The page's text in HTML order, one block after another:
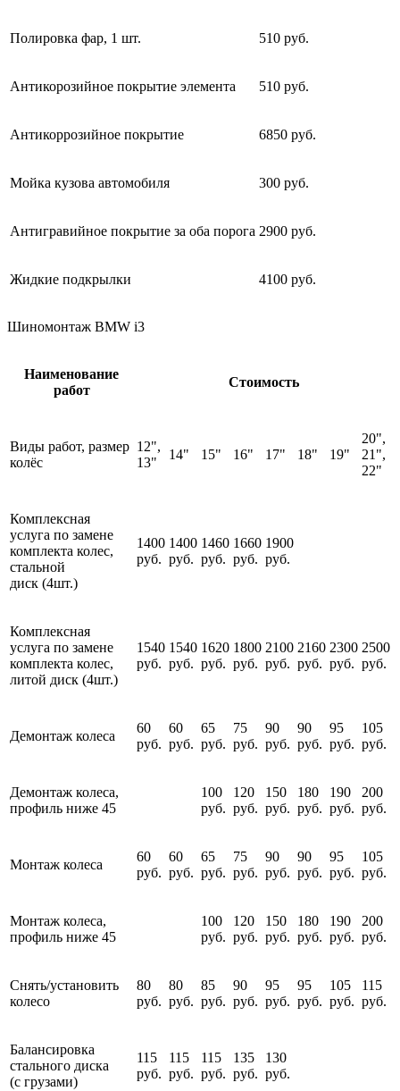
Полировка фар, 1 шт. 510 руб.
Антикорозийное покрытие элемента 510 руб.
Антикоррозийное покрытие 6850 руб.
Мойка кузова автомобиля 300 руб.
Антигравийное покрытие за оба порога 2900 руб.
Жидкие подкрылки 4100 руб.
Шиномонтаж BMW i3
Наименование
работ
Стоимость
Виды работ, размер
колёс
12",
13"
14" 15" 16" 17" 18" 19"
20",
21",
22"
Комплексная
услуга по замене
комплекта колес,
стальной
диск (4шт.)
1400
руб.
1400
руб.
1460
руб.
1660
руб.
1900
руб.
Комплексная
услуга по замене
комплекта колес,
литой диск (4шт.)
1540
руб.
1540
руб.
1620
руб.
1800
руб.
2100
руб.
2160
руб.
2300
руб.
2500
руб.
Демонтаж колеса
60
руб.
60
руб.
65
руб.
75
руб.
90
руб.
90
руб.
95
руб.
105
руб.
Демонтаж колеса,
профиль ниже 45
100
руб.
120
руб.
150
руб.
180
руб.
190
руб.
200
руб.
Монтаж колеса
60
руб.
60
руб.
65
руб.
75
руб.
90
руб.
90
руб.
95
руб.
105
руб.
Монтаж колеса,
профиль ниже 45
100
руб.
120
руб.
150
руб.
180
руб.
190
руб.
200
руб.
Снять/установить
колесо
80
руб.
80
руб.
85
руб.
90
руб.
95
руб.
95
руб.
105
руб.
115
руб.
Балансировка
стального диска
(с грузами)
115
руб.
115
руб.
115
руб.
135
руб.
130
руб.